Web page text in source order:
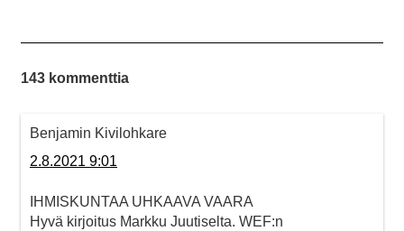
143 kommenttia
Benjamin Kivilohkare
2.8.2021 9:01
IHMISKUNTAA UHKAAVA VAARA
Hyvä kirjoitus Markku Juutiselta. WEF:n